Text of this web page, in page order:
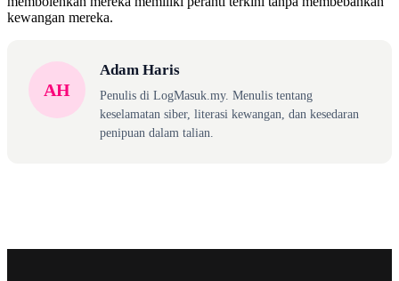
kewangan mereka.
AH
Adam Haris
Penulis di LogMasuk.my. Menulis tentang
keselamatan siber, literasi kewangan, dan kesedaran
penipuan dalam talian.